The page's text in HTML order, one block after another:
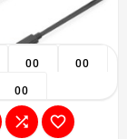
00 00
00
 